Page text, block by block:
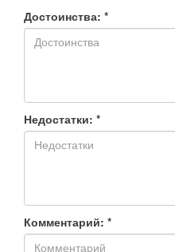
Достоинства: *
Недостатки: *
Комментарий: *